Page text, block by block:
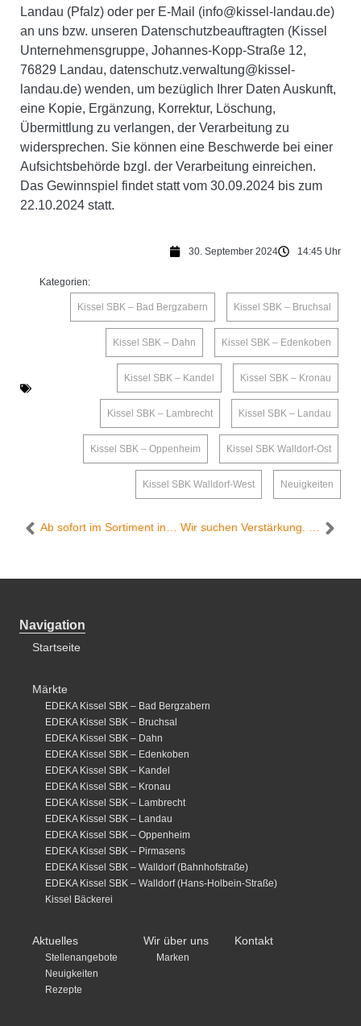
Landau (Pfalz) oder per E-Mail (info@kissel-landau.de)
an uns bzw. unseren Datenschutzbeauftragten (Kissel
Unternehmensgruppe, Johannes-Kopp-Straße 12,
76829 Landau, datenschutz.verwaltung@kissel-
landau.de) wenden, um bezüglich Ihrer Daten Auskunft,
eine Kopie, Ergänzung, Korrektur, Löschung,
Übermittlung zu verlangen, der Verarbeitung zu
widersprechen. Sie können eine Beschwerde bei einer
Aufsichtsbehörde bzgl. der Verarbeitung einreichen.
Das Gewinnspiel findet statt vom 30.09.2024 bis zum
22.10.2024 statt.
30. September 2024 14:45 Uhr
Kategorien:
Kissel SBK – Bad Bergzabern Kissel SBK – Bruchsal
Kissel SBK – Dahn Kissel SBK – Edenkoben
Kissel SBK – Kandel Kissel SBK – Kronau
Kissel SBK – Lambrecht Kissel SBK – Landau
Kissel SBK – Oppenheim Kissel SBK Walldorf-Ost
Kissel SBK Walldorf-West Neuigkeiten
Ab sofort im Sortiment in den Märkten Edeka Kissel SBK in Edenkoben und Landau – Keep Smiling e.V. Weine des Weingutes Schneider Altes Schlößchen St. Martin Wir suchen Verstärkung. Das geht raus an alle Metzger/in & Mitarbeitende an den Bedientheken!
Navigation
Startseite
Märkte
EDEKA Kissel SBK – Bad Bergzabern
EDEKA Kissel SBK – Bruchsal
EDEKA Kissel SBK – Dahn
EDEKA Kissel SBK – Edenkoben
EDEKA Kissel SBK – Kandel
EDEKA Kissel SBK – Kronau
EDEKA Kissel SBK – Lambrecht
EDEKA Kissel SBK – Landau
EDEKA Kissel SBK – Oppenheim
EDEKA Kissel SBK – Pirmasens
EDEKA Kissel SBK – Walldorf (Bahnhofstraße)
EDEKA Kissel SBK – Walldorf (Hans-Holbein-Straße)
Kissel Bäckerei
Aktuelles
Stellenangebote
Neuigkeiten
Rezepte
Wir über uns
Marken
Kontakt